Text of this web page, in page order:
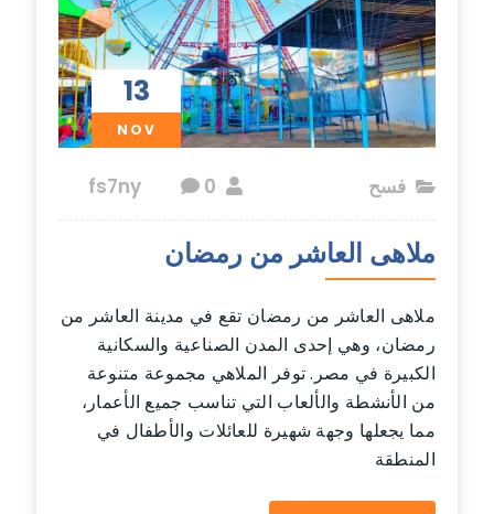
13
NOV
فسح 0
ملاهى العاشر من رمضان
ملاهى العاشر من رمضان تقع في مدينة العاشر من
رمضان، وهي إحدى المدن الصناعية والسكانية
الكبيرة في مصر. توفر الملاهي مجموعة متنوعة
من الأنشطة والألعاب التي تناسب جميع الأعمار،
مما يجعلها وجهة شهيرة للعائلات والأطفال في
المنطقة